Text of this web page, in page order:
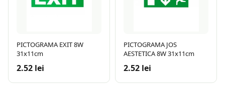
PICTOGRAMA EXIT 8W
31x11cm
2.52 lei
PICTOGRAMA JOS
AESTETICA 8W 31x11cm
2.52 lei